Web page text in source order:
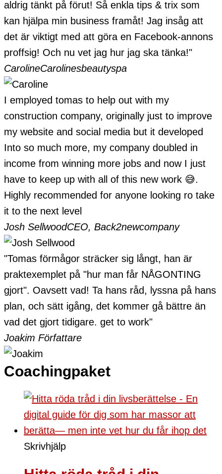
aldrig tänkt på förut! Så enkla tips & trix som
kan hjälpa min business framåt! Jag insåg att
det är viktigt med att göra en Facebook-annons
proffsig! Och nu vet jag hur jag ska tänka!"
CarolineCarolinesbeautyspa
I employed tomas to help out with my
construction company, originally just to improve
my website and social media but it developed
Into so much more, my company doubled in
income from winning more jobs and now I just
have to keep up with all of this new work 😅.
Highly recommended for anyone looking ro take
it to the next level
Josh SellwoodCEO, Back2newcompany
"Tomas förmågor sträcker sig långt, han är
praktexemplet på "hur man får NÅGONTING
gjort". Oavsett vad! Ta hans råd, lyssna på hans
plan, och sätt igång, det kommer gå bättre än
vad det gjort tidigare. get to work"
Joakim Författare
Coachingpaket
Skrivhjälp